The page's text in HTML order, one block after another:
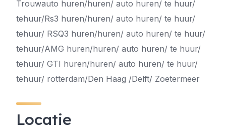
Trouwauto huren/huren/ auto huren/ te huur/
tehuur/Rs3 huren/huren/ auto huren/ te huur/
tehuur/ RSQ3 huren/huren/ auto huren/ te huur/
tehuur/AMG huren/huren/ auto huren/ te huur/
tehuur/ GTI huren/huren/ auto huren/ te huur/
tehuur/ rotterdam/Den Haag /Delft/ Zoetermeer
Locatie